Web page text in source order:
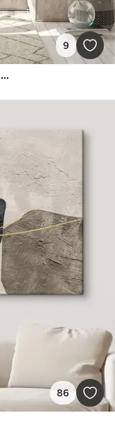
9
Schilderijen Composities met bladeren en cirkels
86